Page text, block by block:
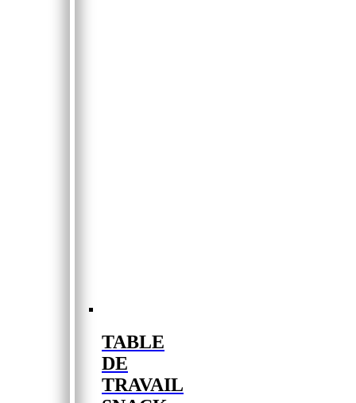
TABLE
DE
TRAVAIL